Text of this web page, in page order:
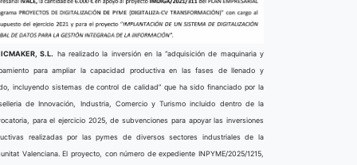
S.L. ha realizado la inversión en la “adquisición de maquinaria y
para ampliar la capacidad productiva en las fases de llenado y
incluyendo sistemas de control de calidad” que ha sido financiado por la
de Innovación, Industria, Comercio y Turismo incluido dentro de la
para el ejercicio 2025, de subvenciones para apoyar las inversiones
realizadas por las pymes de diversos sectores industriales de la
Valenciana. El proyecto, con número de expediente INPYME/2025/1215,